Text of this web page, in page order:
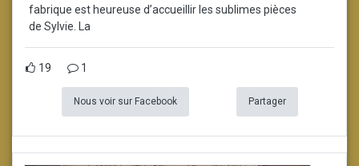
fabrique est heureuse d’accueillir les sublimes pièces
de Sylvie. La
19 1
Nous voir sur Facebook Partager